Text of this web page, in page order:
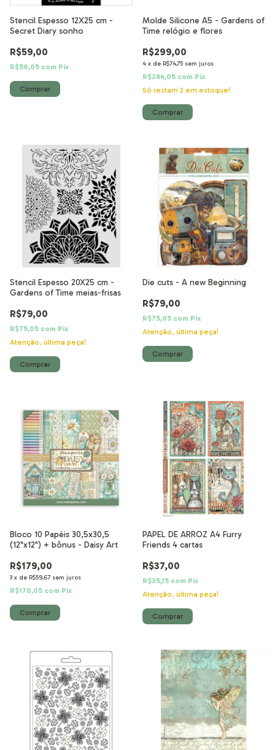
Stencil Espesso 12X25 cm -
Secret Diary sonho
R$59,00
R$56,05 com Pix
Molde Silicone A5 - Gardens of
Time relógio e flores
R$299,00
4 x de R$74,75 sem juros
R$284,05 com Pix
Só restam 2 em estoque!
Stencil Espesso 20X25 cm -
Gardens of Time meias-frisas
R$79,00
R$75,05 com Pix
Atenção, última peça!
Die cuts - A new Beginning
R$79,00
R$75,05 com Pix
Atenção, última peça!
Bloco 10 Papéis 30,5x30,5
(12"x12") + bônus - Daisy Art
R$179,00
3 x de R$59,67 sem juros
R$170,05 com Pix
PAPEL DE ARROZ A4 Furry
Friends 4 cartas
R$37,00
R$35,15 com Pix
Atenção, última peça!